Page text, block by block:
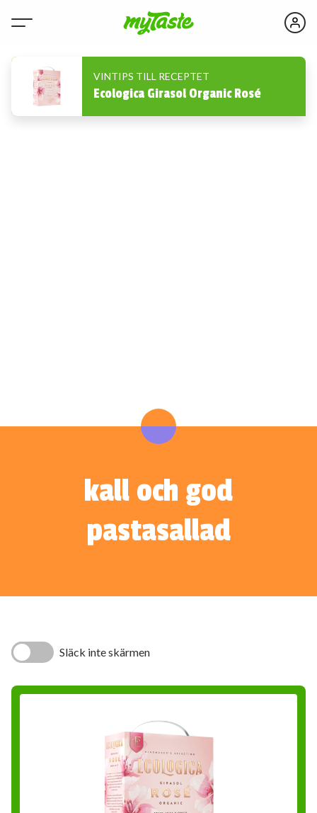
VINTIPS TILL RECEPTET
Ecologica Girasol Organic Rosé
kall och god
pastasallad
Släck inte skärmen